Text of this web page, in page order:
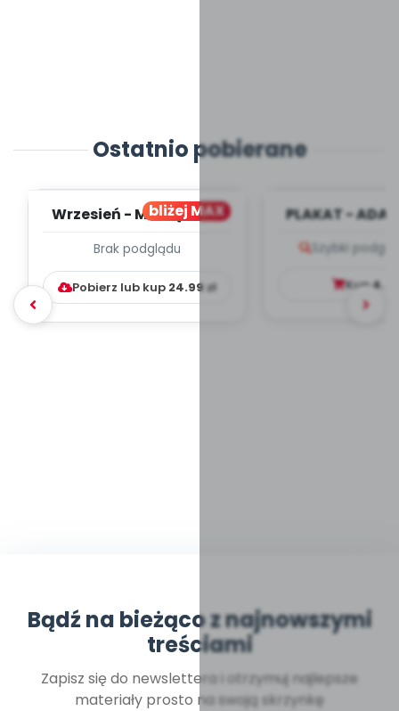
Ostatnio pobierane
bliżej MAX
Wrzesień - MIESIĘCZNY
WYCHOWAWCZO –
DYDAKTYC...
Brak podglądu
Pobierz lub kup 24.99zł
PLAKAT -
Szybki
Kup
Bądź na bieżąco z najnowszymi
treściami
Zapisz się do newslettera i otrzymuj najlepsze
materiały prosto na swoją skrzynkę